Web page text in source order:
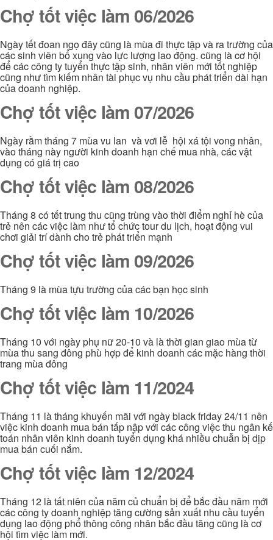
Chợ tốt việc làm 06/2026
Ngày tết đoan ngọ đây cũng là mùa đi thực tập và ra trường của
các sinh viên bổ xung vào lực lượng lao động. cũng là cơ hội
để các công ty tuyển thực tập sinh, nhân viên mới tốt nghiệp
cũng như tìm kiếm nhân tài phục vụ nhu cầu phát triển dài hạn
của doanh nghiệp.
Chợ tốt việc làm 07/2026
Ngày rằm tháng 7 mùa vu lan và vơi lễ hội xá tội vong nhân,
vào tháng này người kinh doanh hạn chế mua nhà, các vật
dụng có giá trị cao
Chợ tốt việc làm 08/2026
Tháng 8 có tết trung thu cũng trùng vào thời điểm nghỉ hè của
trẻ nên các việc làm như tổ chức tour du lịch, hoạt động vui
chơi giải trí dành cho trẻ phát triển mạnh
Chợ tốt việc làm 09/2026
Tháng 9 là mùa tựu trường của các bạn học sinh
Chợ tốt việc làm 10/2026
Tháng 10 với ngày phụ nữ 20-10 và là thời gian giao mùa từ
mùa thu sang đông phù hợp để kinh doanh các mặc hàng thời
trang mùa đông
Chợ tốt việc làm 11/2024
Tháng 11 là tháng khuyến mãi với ngày black friday 24/11 nên
việc kinh doanh mua bán tấp nập với các công việc thu ngân kế
toán nhân viên kinh doanh tuyển dụng khá nhiều chuẫn bị dịp
mua bán cuối nắm.
Chợ tốt việc làm 12/2024
Tháng 12 là tất niên của năm củ chuẩn bị để bắc đầu năm mới
các công ty doanh nghiệp tăng cường sản xuất nhu cầu tuyển
dụng lao động phổ thông công nhân bắc đầu tăng cũng là cơ
hội tìm việc làm mới.